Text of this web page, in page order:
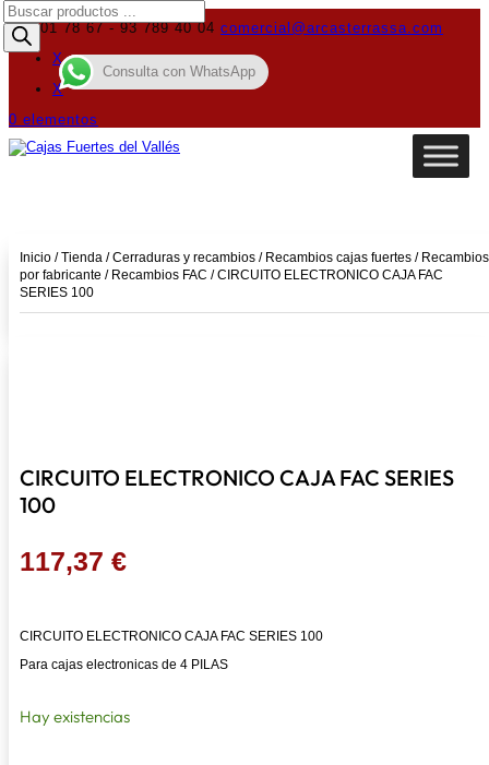
619 01 78 67 - 93 789 40 04 comercial@arcasterrassa.com
X
X
0 elementos
Búsqueda
de
productos
Inicio /Tienda /Cerraduras y recambios / Recambios cajas fuertes / Recambios
por fabricante / Recambios FAC / CIRCUITO ELECTRONICO CAJA FAC
SERIES 100
CIRCUITO ELECTRONICO CAJA FAC SERIES
100
117,37 €
CIRCUITO ELECTRONICO CAJA FAC SERIES 100
Para cajas electronicas de 4 PILAS
Hay existencias
Consulta con WhatsApp